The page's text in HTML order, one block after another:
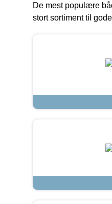
De mest populære
stort sortiment til